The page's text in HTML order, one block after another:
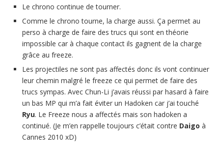
Le chrono continue de tourner.
Comme le chrono tourne, la charge aussi. Ça permet au
perso à charge de faire des trucs qui sont en théorie
impossible car à chaque contact ils gagnent de la charge
grâce au freeze.
Les projectiles ne sont pas affectés donc ils vont continuer
leur chemin malgré le freeze ce qui permet de faire des
trucs sympas. Avec Chun-Li j’avais réussi par hasard à faire
un bas MP qui m’a fait éviter un Hadoken car j’ai touché
Ryu. Le Freeze nous a affectés mais son hadoken a
continué. (Je m’en rappelle toujours c’était contre Daigo à
Cannes 2010 xD)